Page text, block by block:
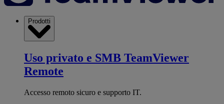
Prodotti
Uso privato e SMB TeamViewer
Remote
Accesso remoto sicuro e supporto IT.